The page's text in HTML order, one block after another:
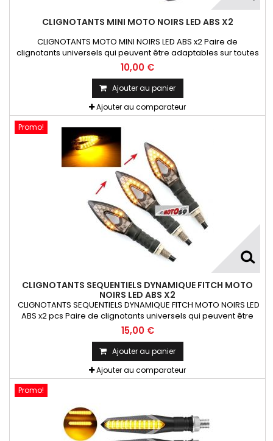
CLIGNOTANTS MINI MOTO NOIRS LED ABS X2
CLIGNOTANTS MOTO MINI NOIRS LED ABS x2 Paire de
clignotants universels qui peuvent être adaptables sur toutes
motos ou scooters
10,00 €
Ajouter au panier
Ajouter au comparateur
Promo!
CLIGNOTANTS SEQUENTIELS DYNAMIQUE FITCH MOTO
NOIRS LED ABS X2
CLIGNOTANTS SEQUENTIELS DYNAMIQUE FITCH MOTO NOIRS LED
ABS x2 pcs Paire de clignotants universels qui peuvent être
adaptables sur toutes motos ou scooters
15,00 €
Ajouter au panier
Ajouter au comparateur
Promo!